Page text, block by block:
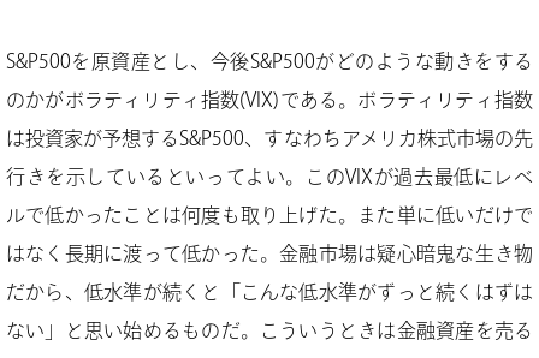
S&P500を原資産とし、今後S&P500がどのような動きをする
のかがボラティリティ指数(VIX)である。ボラティリティ指数
は投資家が予想するS&P500、すなわちアメリカ株式市場の先
行きを示しているといってよい。このVIXが過去最低にレベ
ルで低かったことは何度も取り上げた。また単に低いだけで
はなく長期に渡って低かった。金融市場は疑心暗鬼な生き物
だから、低水準が続くと「こんな低水準がずっと続くはずは
ない」と思い始めるものだ。こういうときは金融資産を売る